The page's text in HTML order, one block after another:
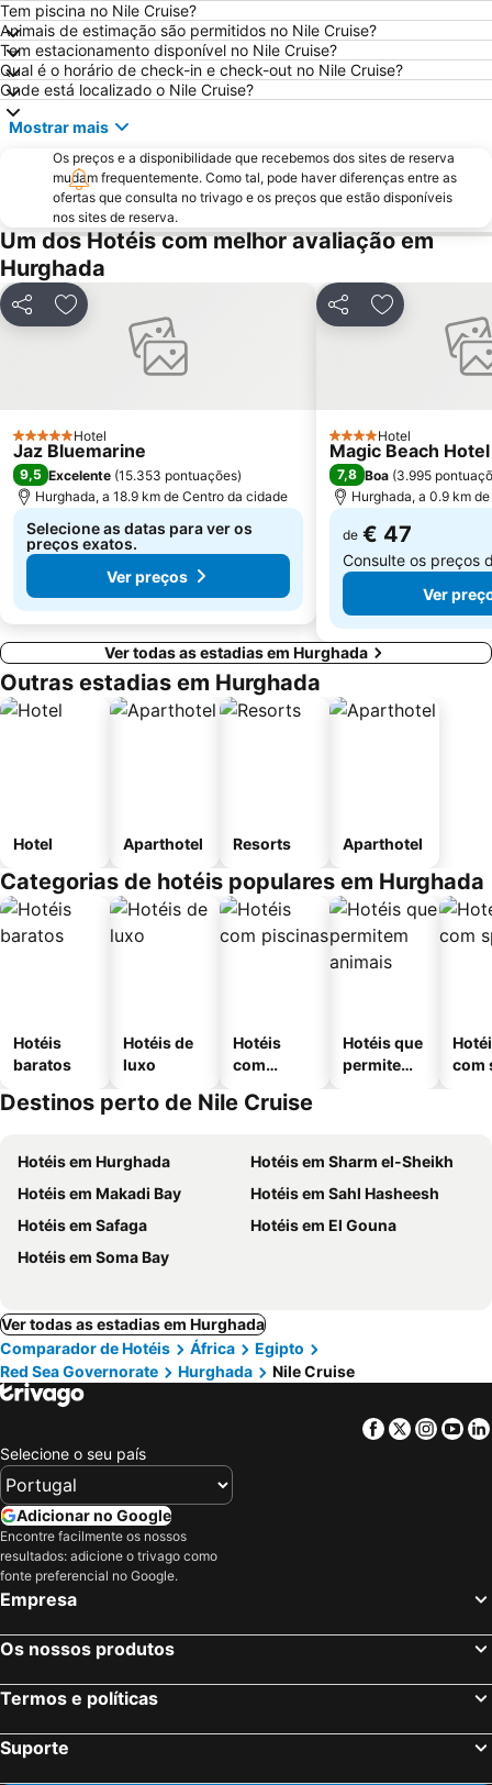
Tem piscina no Nile Cruise?
Animais de estimação são permitidos no Nile Cruise?
Tem estacionamento disponível no Nile Cruise?
Qual é o horário de check-in e check-out no Nile Cruise?
Onde está localizado o Nile Cruise?
Mostrar mais
Os preços e a disponibilidade que recebemos dos sites de reserva
mudam frequentemente. Como tal, pode haver diferenças entre as
ofertas que consulta no trivago e os preços que estão disponíveis
nos sites de reserva.
Um dos Hotéis com melhor avaliação em
Hurghada
PartilharAdicionar aos favoritos
5 EstrelasHotel
Jaz Bluemarine
9,5 Excelente (15.353 pontuações)
Hurghada, a 18.9 km de Centro da cidade
Selecione as datas para ver os
preços exatos.
Ver preços
PartilharAdicionar
4 Estrelas
Hotel
Magic Beach
7,8 Boa (3.995
Hurghada, a 0.9 km
de € 47
Consulte os preços
Ver
Ver todas as estadias em Hurghada
Outras estadias em Hurghada
Hotel Aparthotel Resorts Aparthotel
Categorias de hotéis populares em Hurghada
Hotéis
baratos
Hotéis de
luxo
Hotéis
com
Hotéis que
permitem
com
Destinos perto de Nile Cruise
Hotéis em Hurghada
Hotéis em Sharm el-Sheikh
Hotéis em Makadi Bay
Hotéis em Sahl Hasheesh
Hotéis em Safaga
Hotéis em El Gouna
Hotéis em Soma Bay
Ver todas as estadias em Hurghada
Comparador de Hotéis
África
Egipto
Red Sea Governorate
Hurghada Nile Cruise
Facebook
Twitter
Selecione o seu país
Adicionar no Google
Encontre facilmente os nossos
resultados: adicione o trivago como
fonte preferencial no Google.
Empresa
Os nossos produtos
Termos e políticas
Suporte